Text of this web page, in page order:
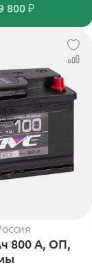
800 ₽
800 А, ОП,